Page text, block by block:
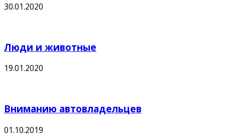
30.01.2020
Люди и животные
19.01.2020
Вниманию автовладельцев
01.10.2019